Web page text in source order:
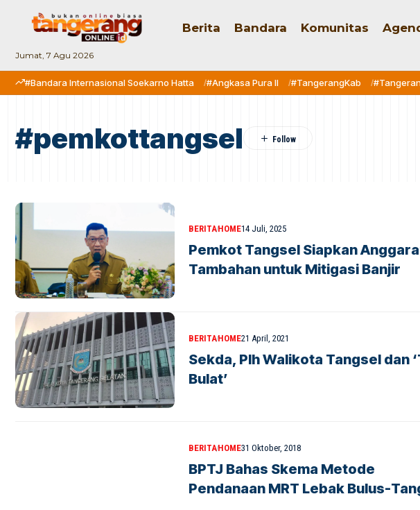
Jumat, 7 Agu 2026
Berita Bandara Komunitas
#Bandara Internasional Soekarno Hatta #Angkasa Pura II #TangerangKab
#pemkottangsel
BERITAHOME14 Juli, 2025
Pemkot Tangsel Siapkan
Tambahan untuk Mitigasi Banjir
BERITAHOME21 April, 2021
Sekda, Plh Walikota Tangsel dan
Bulat’
BERITAHOME31 Oktober, 2018
BPTJ Bahas Skema Metode
Pendanaan MRT Lebak Bulus-